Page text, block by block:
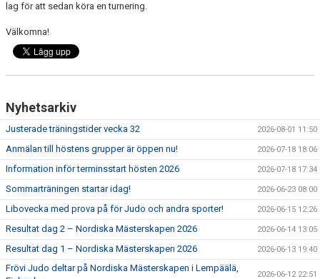
lag för att sedan köra en turnering.
Välkomna!
Nyhetsarkiv
Justerade träningstider vecka 32 2026-08-01 11:50
Anmälan till höstens grupper är öppen nu! 2026-07-18 18:06
Information inför terminsstart hösten 2026 2026-07-18 17:34
Sommarträningen startar idag! 2026-06-23 08:00
Libovecka med prova på för Judo och andra sporter! 2026-06-15 12:26
Resultat dag 2 – Nordiska Mästerskapen 2026 2026-06-14 13:05
Resultat dag 1 – Nordiska Mästerskapen 2026 2026-06-13 19:40
Frövi Judo deltar på Nordiska Mästerskapen i Lempäälä,
2026-06-12 22:51